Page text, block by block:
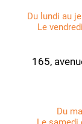
Du lundi au
Le
165,
Du